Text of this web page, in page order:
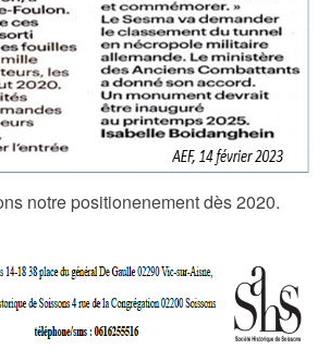
notre positionenement dès 2020.